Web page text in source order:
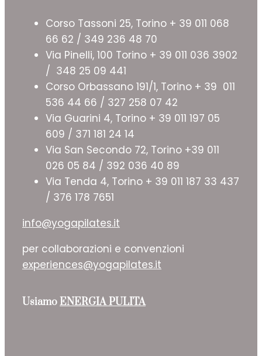
Corso Tassoni 25, Torino + 39 011 068
66 62 / 349 236 48 70
Via Pinelli, 100 Torino + 39 011 036 3902
/ 348 25 09 441
Corso Orbassano 191/1, Torino + 39 011
536 44 66 / 327 258 07 42
Via Guarini 4, Torino + 39 011 197 05
609 / 371 181 24 14
Via San Secondo 72, Torino +39 011
026 05 84 / 392 036 40 89
Via Tenda 4, Torino + 39 011 187 33 437
/ 376 178 7651
info@yogapilates.it
per collaborazioni e convenzioni
experiences@yogapilates.it
UsiamoENERGIA PULITA